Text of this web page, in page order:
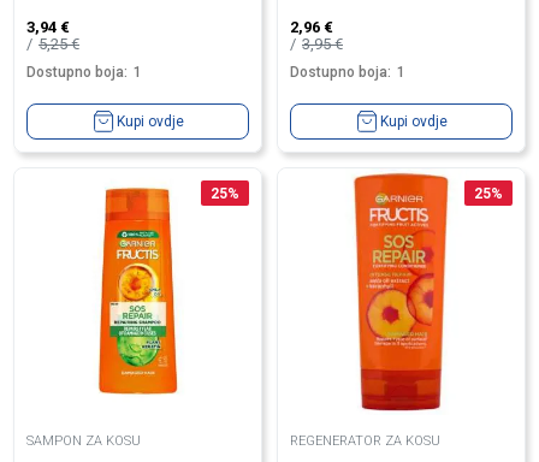
3,94 €
5,25€
Dostupno boja: 1
Kupi ovdje
2,96 €
3,95€
Dostupno boja: 1
Kupi ovdje
25%
SAMPON ZA KOSU
25%
REGENERATOR ZA KOSU